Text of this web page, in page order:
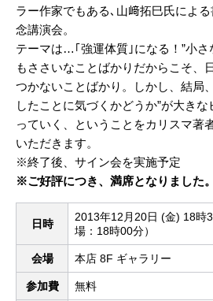
ラー作家でもある､山﨑拓巳氏によ
念講演会。
テーマは…｢強運体質｣になる！”小さ
もささいなことばかりだからこそ、
つかないことばかり。しかし、結局
したことに気づくかどうか”が大き
っていく、ということをカリスマ著
いただきます。
※終了後、サイン会を実施予定
※ご好評につき、満席となりました。
日時
2013年12月20日 (金) 18時
場：18時00分）
会場 本店 8F ギャラリー
参加費 無料